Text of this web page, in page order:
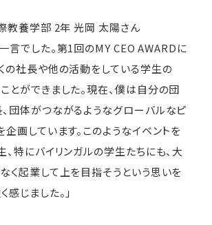
教養学部 2年 光岡 太陽さん
言でした。第1回のMY CEO AWARDに
の社長や他の活動をしている学生の
とができました。現在、僕は自分の団
団体がつながるようなグローバルなピ
企画しています。このようなイベントを
、特にバイリンガルの学生たちにも、大
く起業して上を目指そうという思いを
じました。」